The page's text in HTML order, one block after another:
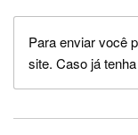
Para enviar você
site. Caso já